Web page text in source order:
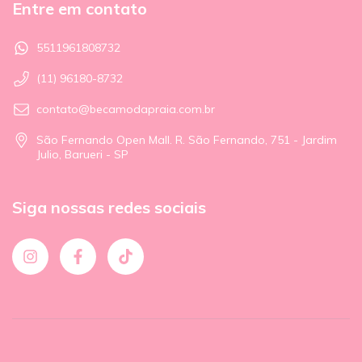
Entre em contato
5511961808732
(11) 96180-8732
contato@becamodapraia.com.br
São Fernando Open Mall. R. São Fernando, 751 - Jardim
Julio, Barueri - SP
Siga nossas redes sociais